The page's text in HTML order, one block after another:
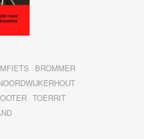
BROMMER
TOERRIT